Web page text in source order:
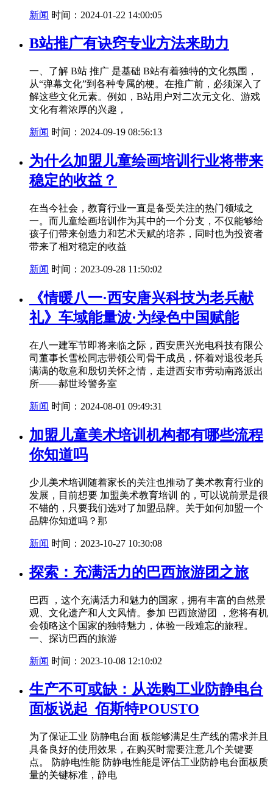
新闻 时间：2024-01-22 14:00:05
B站推广有诀窍专业方法来助力
一、了解 B站 推广 是基础 B站有着独特的文化氛围，
从“弹幕文化”到各种专属的梗。在推广前，必须深入了
解这些文化元素。例如，B站用户对二次元文化、游戏
文化有着浓厚的兴趣，
新闻 时间：2024-09-19 08:56:13
为什么加盟儿童绘画培训行业将带来
稳定的收益？
在当今社会，教育行业一直是备受关注的热门领域之
一。而儿童绘画培训作为其中的一个分支，不仅能够给
孩子们带来创造力和艺术天赋的培养，同时也为投资者
带来了相对稳定的收益
新闻 时间：2023-09-28 11:50:02
《情暖八一·西安唐兴科技为老兵献
礼》车域能量波·为绿色中国赋能
在八一建军节即将来临之际，西安唐兴光电科技有限公
司董事长雪松同志带领公司骨干成员，怀着对退役老兵
满满的敬意和殷切关怀之情，走进西安市劳动南路派出
所——郝世玲警务室
新闻 时间：2024-08-01 09:49:31
加盟儿童美术培训机构都有哪些流程
你知道吗
少儿美术培训随着家长的关注也推动了美术教育行业的
发展，目前想要 加盟美术教育培训 的，可以说前景是很
不错的，只要我们选对了加盟品牌。关于如何加盟一个
品牌你知道吗？那
新闻 时间：2023-10-27 10:30:08
探索：充满活力的巴西旅游团之旅
巴西 ，这个充满活力和魅力的国家，拥有丰富的自然景
观、文化遗产和人文风情。参加 巴西旅游团 ，您将有机
会领略这个国家的独特魅力，体验一段难忘的旅程。
一、探访巴西的旅游
新闻 时间：2023-10-08 12:10:02
生产不可或缺：从选购工业防静电台
面板说起_佰斯特POUSTO
为了保证工业 防静电台面 板能够满足生产线的需求并且
具备良好的使用效果，在购买时需要注意几个关键要
点。 防静电性能 防静电性能是评估工业防静电台面板质
量的关键标准，静电